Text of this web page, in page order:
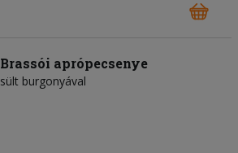
Brassói aprópecsenye
sült burgonyával